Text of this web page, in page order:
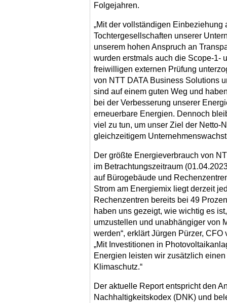
Folgejahren.
„Mit der vollständigen Einbeziehung
Tochtergesellschaften unserer
unserem hohen Anspruch an
wurden erstmals auch die Scope-1-
freiwilligen externen Prüfung
von NTT DATA Business Solutions
sind auf einem guten Weg und
bei der Verbesserung unserer
erneuerbare Energien. Dennoch
viel zu tun, um unser Ziel der Netto-
gleichzeitigem
Der größte Energieverbrauch von
im Betrachtungszeitraum
auf Bürogebäude und
Strom am Energiemix liegt derzeit
Rechenzentren bereits bei 49
haben uns gezeigt, wie wichtig es
umzustellen und unabhängiger von
werden“, erklärt Jürgen Pürzer,
„Mit Investitionen in
Energien leisten wir zusätzlich
Klimaschutz.“
Der aktuelle Report entspricht den
Nachhaltigkeitskodex (DNK) und